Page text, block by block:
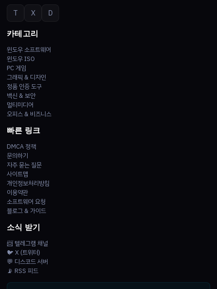
T X D
카테고리
윈도우 소프트웨어
윈도우 ISO
PC 게임
그래픽 & 디자인
정품 인증 도구
백신 & 보안
멀티미디어
오피스 & 비즈니스
빠른 링크
DMCA 정책
문의하기
자주 묻는 질문
사이트맵
개인정보처리방침
이용약관
소프트웨어 요청
블로그 & 가이드
소식 받기
📨 텔레그램 채널
🐦 X (트위터)
💬 디스코드 서버
📡 RSS 피드